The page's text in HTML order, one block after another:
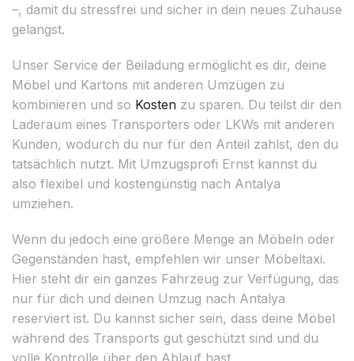
–, damit du stressfrei und sicher in dein neues Zuhause
gelangst.
Unser Service der Beiladung ermöglicht es dir, deine
Möbel und Kartons mit anderen Umzügen zu
kombinieren und so Kosten zu sparen. Du teilst dir den
Laderaum eines Transporters oder LKWs mit anderen
Kunden, wodurch du nur für den Anteil zahlst, den du
tatsächlich nutzt. Mit Umzugsprofi Ernst kannst du
also flexibel und kostengünstig nach Antalya
umziehen.
Wenn du jedoch eine größere Menge an Möbeln oder
Gegenständen hast, empfehlen wir unser Möbeltaxi.
Hier steht dir ein ganzes Fahrzeug zur Verfügung, das
nur für dich und deinen Umzug nach Antalya
reserviert ist. Du kannst sicher sein, dass deine Möbel
während des Transports gut geschützt sind und du
volle Kontrolle über den Ablauf hast.